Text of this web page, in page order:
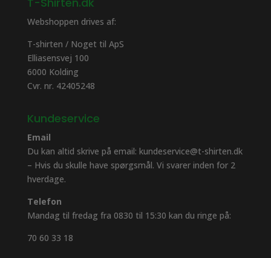
Webshoppen drives af:
T-shirten / Noget til ApS
Elliasensvej 100
6000 Kolding
Cvr. nr. 42405248
Kundeservice
Email
Du kan altid skrive på email: kundeservice@t-shirten.dk
– Hvis du skulle have spørgsmål. Vi svarer inden for 2
hverdage.
Telefon
Mandag til fredag fra 0830 til 15:30 kan du ringe på:
70 60 33 18